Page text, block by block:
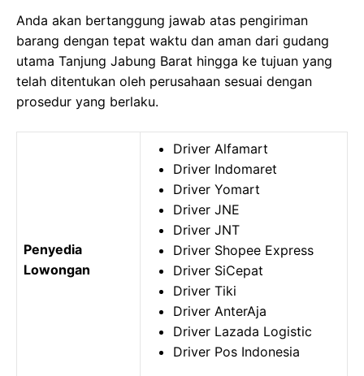
Anda akan bertanggung jawab atas pengiriman
barang dengan tepat waktu dan aman dari gudang
utama Tanjung Jabung Barat hingga ke tujuan yang
telah ditentukan oleh perusahaan sesuai dengan
prosedur yang berlaku.
Penyedia
Lowongan
Driver Alfamart
Driver Indomaret
Driver Yomart
Driver JNE
Driver JNT
Driver Shopee Express
Driver SiCepat
Driver Tiki
Driver AnterAja
Driver Lazada Logistic
Driver Pos Indonesia